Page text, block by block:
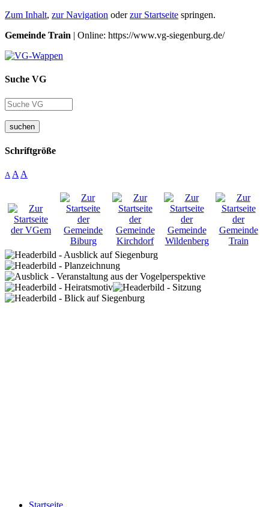
Zum Inhalt, zur Navigation oderzur Startseite springen.
Gemeinde Train | Online: https://www.vg-siegenburg.de/
Suche VG
suchen
Schriftgröße
A A A
Startseite